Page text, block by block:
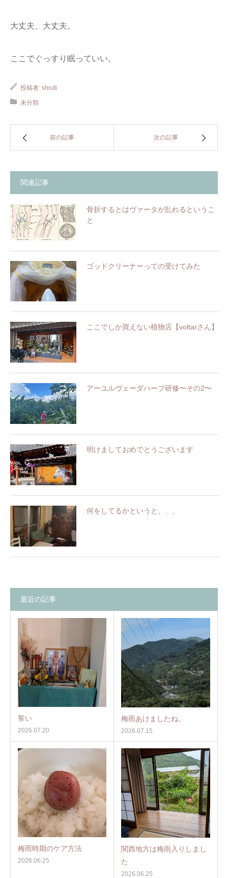
大丈夫、大丈夫。
ここでぐっすり眠っていい。
投稿者: shruti
未分類
前の記事 次の記事
関連記事
骨折するとはヴァータが乱れるというこ
と
ゴッドクリーナーっての受けてみた
ここでしか買えない植物店【voltarさん】
アーユルヴェーダハーブ研修〜その2〜
明けましておめでとうございます
何をしてるかというと、、、
最近の記事
誓い
2026.07.20
梅雨あけましたね。
2026.07.15
梅雨時期のケア方法
2026.06.25
関西地方は梅雨入りしまし
た
2026.06.25